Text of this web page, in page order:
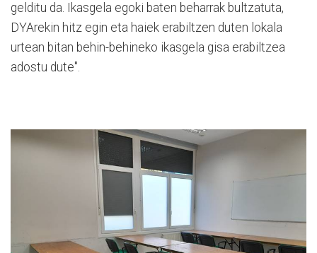
gelditu da. Ikasgela egoki baten beharrak bultzatuta,
DYArekin hitz egin eta haiek erabiltzen duten lokala
urtean bitan behin-behineko ikasgela gisa erabiltzea
adostu dute".